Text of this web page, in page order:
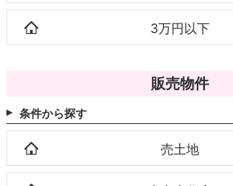
3万円以下
販売物件
条件から探す
売土地